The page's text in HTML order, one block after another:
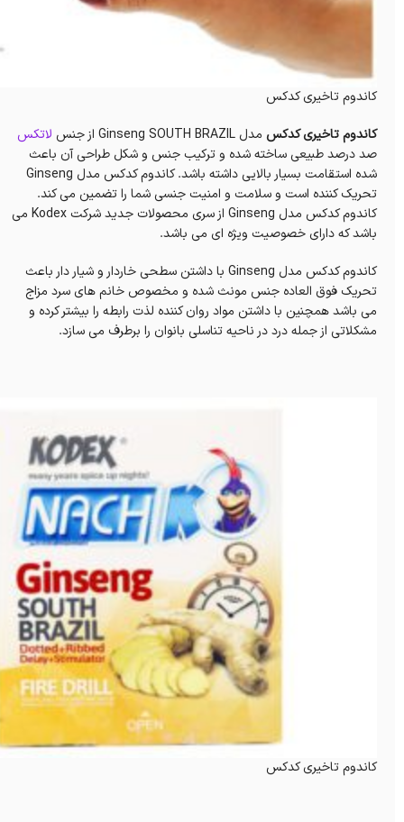
کاندوم تاخیری کدکس
کاندوم تاخیری کدکس مدل Ginseng SOUTH BRAZIL از جنس
لاتکس
صد درصد طبیعی ساخته شده و ترکیب جنس و شکل طراحی آن باعث
شده استقامت بسیار بالایی داشته باشد. کاندوم کدکس مدل Ginseng
تحریک کننده است و سلامت و امنیت جنسی شما را تضمین می کند.
کاندوم کدکس مدل Ginseng از سری محصولات جدید شرکت Kodex می
باشد که دارای خصوصیت ویژه ای می باشد.
کاندوم کدکس مدل Ginseng با داشتن سطحی خاردار و شیار دار باعث
تحریک فوق العاده جنس مونث شده و مخصوص خانم های سرد مزاج
می باشد همچنین با داشتن مواد روان کننده لذت رابطه را بیشتر کرده و
مشکلاتی از جمله درد در ناحیه تناسلی بانوان را برطرف می سازد.
کاندوم تاخیری کدکس